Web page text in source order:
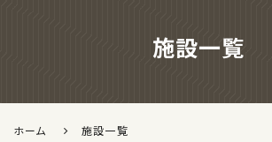
施設一覧
ホーム 施設一覧